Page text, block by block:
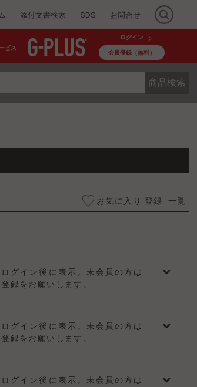
添付文書検索 SDS お問合せ
ビス
ログイン
会員登録（無料）
商品検索
お気に入り 登録 一覧
ログイン後に表示。未会員の方は
登録をお願いします。
ログイン後に表示。未会員の方は
登録をお願いします。
ログイン後に表示。未会員の方は